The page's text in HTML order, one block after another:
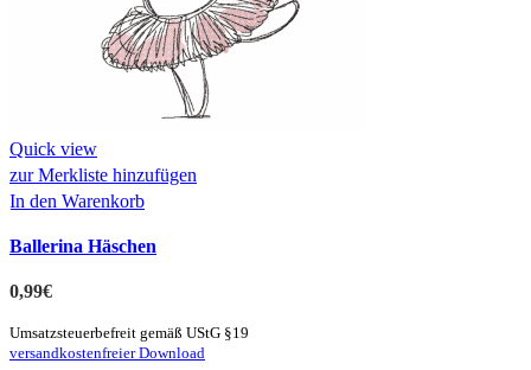
Quick view
zur Merkliste hinzufügen
In den Warenkorb
Ballerina Häschen
0,99€
Umsatzsteuerbefreit gemäß UStG §19
versandkostenfreier Download